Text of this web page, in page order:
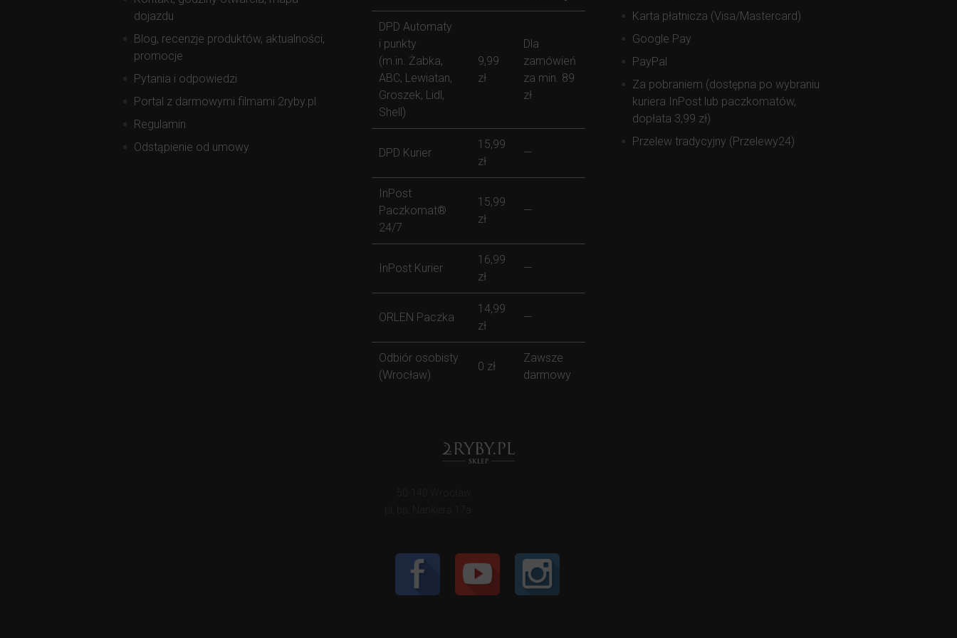
dojazdu
Blog, recenzje produktów, aktualności,
promocje
Pytania i odpowiedzi
Portal z darmowymi filmami 2ryby.pl
Regulamin
Odstąpienie od umowy
DPD Automaty
i punkty
(m.in. Żabka,
ABC, Lewiatan,
Groszek, Lidl,
Shell)
9,99
zł
Dla
zamówień
za min. 89
zł
DPD Kurier
15,99
zł
—
InPost
Paczkomat®
24/7
15,99
zł
—
InPost Kurier
16,99
zł
—
ORLEN Paczka
14,99
zł
—
Odbiór osobisty
(Wrocław)
0 zł
Zawsze
darmowy
Karta płatnicza (Visa/Mastercard)
Google Pay
PayPal
Za pobraniem (dostępna po wybraniu
kuriera InPost lub paczkomatów,
dopłata 3,99 zł)
Przelew tradycyjny (Przelewy24)